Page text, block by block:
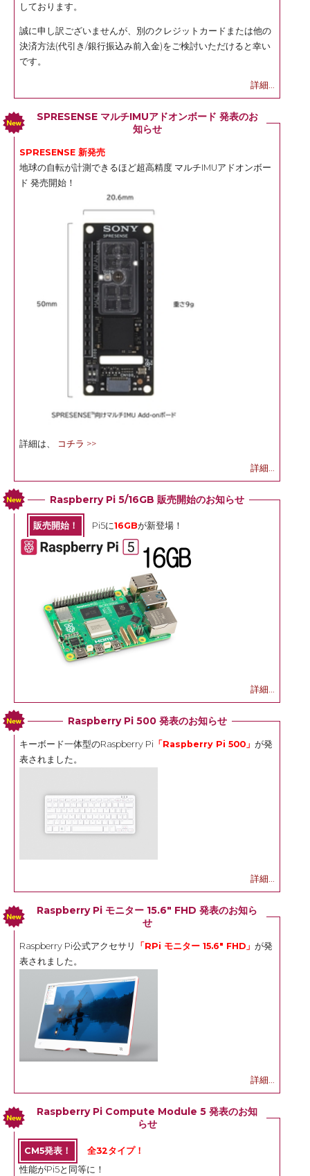
しております。
誠に申し訳ございませんが、別のクレジットカードまたは他の
決済方法(代引き/銀行振込み前入金)をご検討いただけると幸い
です。
詳細...
SPRESENSE マルチIMUアドオンボード 発表のお
知らせ
SPRESENSE 新発売
地球の自転が計測できるほど超高精度 マルチIMUアドオンボー
ド 発売開始！
詳細は、 コチラ >>
詳細...
Raspberry Pi 5/16GB 販売開始のお知らせ
販売開始！ Pi5に16GBが新登場！
詳細...
Raspberry Pi 500 発表のお知らせ
キーボード一体型のRaspberry Pi 「Raspberry Pi 500」 が発
表されました。
詳細...
Raspberry Pi モニター 15.6" FHD 発表のお知ら
せ
Raspberry Pi公式アクセサリ 「RPi モニター 15.6" FHD」 が発
表されました。
詳細...
Raspberry Pi Compute Module 5 発表のお知
らせ
CM5発表！
全32タイプ！
性能がPi5と同等に！